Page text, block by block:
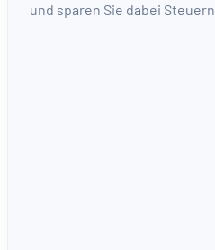
und sparen Sie dabei Steuern.